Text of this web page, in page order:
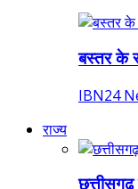
बस्तर के
IBN24
राज्य
छत्तीसगढ़